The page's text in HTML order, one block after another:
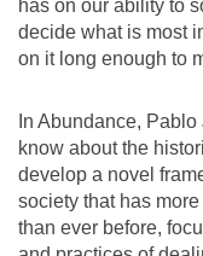
has on our ability to
decide what is most
on it long enough to
In Abundance,
know about the
develop a novel
society that has
than ever before,